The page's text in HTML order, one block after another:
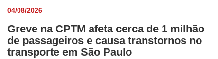
04/08/2026
Greve na CPTM afeta cerca de 1 milhão
de passageiros e causa transtornos no
transporte em São Paulo